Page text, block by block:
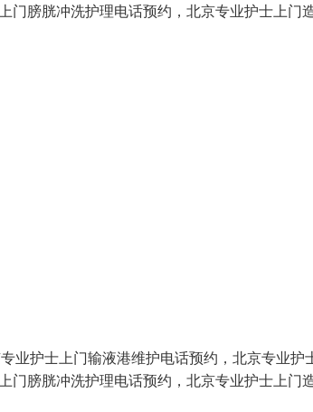
门膀胱冲洗护理电话预约，北京专业护士上门
业护士上门输液港维护电话预约，北京专业护
门膀胱冲洗护理电话预约，北京专业护士上门